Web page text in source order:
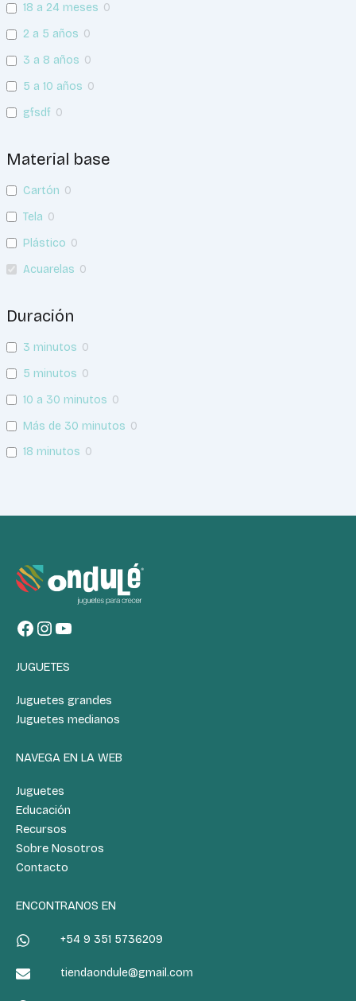
18 a 24 meses 0
2 a 5 años 0
3 a 8 años 0
5 a 10 años 0
gfsdf 0
Material base
Cartón 0
Tela 0
Plástico 0
Acuarelas 0
Duración
3 minutos 0
5 minutos 0
10 a 30 minutos 0
Más de 30 minutos 0
18 minutos 0
Facebook
Instagram
YouTube
JUGUETES
Juguetes grandes
Juguetes medianos
NAVEGA EN LA WEB
Juguetes
Educación
Recursos
Sobre Nosotros
Contacto
ENCONTRANOS EN
+54 9 351 5736209
tiendaondule@gmail.com